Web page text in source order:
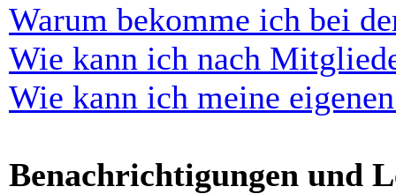
Warum bekomme ich bei
Wie kann ich nach
Wie kann ich meine
Benachrichtigungen und